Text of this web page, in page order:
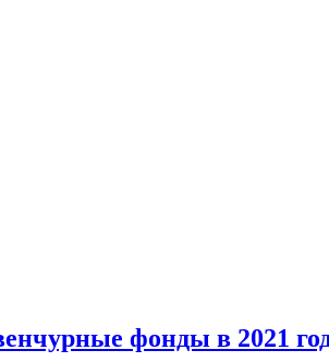
фонды в 2021